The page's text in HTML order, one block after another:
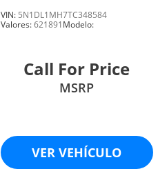
VIN: 5N1DL1MH7TC348584
Valores:621891Modelo:
Call For Price
MSRP
VER VEHÍCULO